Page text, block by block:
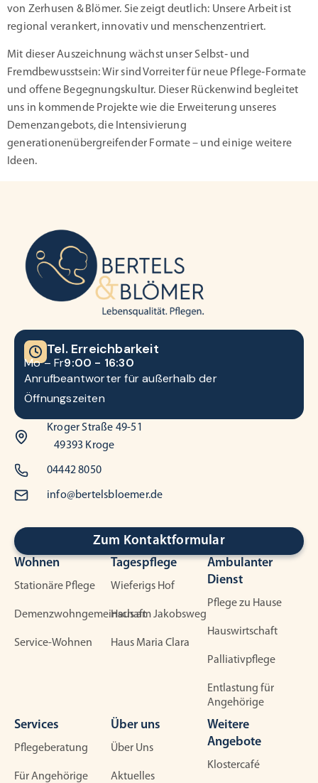
von Zerhusen & Blömer. Sie zeigt deutlich: Unsere Arbeit ist
regional verankert, innovativ und menschenzentriert.
Mit dieser Auszeichnung wächst unser Selbst‑ und
Fremdbewusstsein: Wir sind Vorreiter für neue Pflege‑Formate
und offene Begegnungskultur. Dieser Rückenwind begleitet
uns in kommende Projekte wie die Erweiterung unseres
Demenzangebots, die Intensivierung
generationenübergreifender Formate – und einige weitere
Ideen.
Tel. Erreichbarkeit
Mo – Fr9:00 - 16:30
Anrufbeantworter für außerhalb der
Öffnungszeiten
Kroger Straße 49-51
49393 Kroge
04442 8050
info@bertelsbloemer.de
Zum Kontaktformular
Wohnen
Stationäre Pflege
Demenzwohngemeinschaft
Service-Wohnen
Tagespflege
Wieferigs Hof
Haus am Jakobsweg
Haus Maria Clara
Ambulanter
Dienst
Pflege zu Hause
Hauswirtschaft
Palliativpflege
Entlastung für
Angehörige
Services
Pflegeberatung
Für Angehörige
Über uns
Über Uns
Aktuelles
Weitere
Angebote
Klostercafé